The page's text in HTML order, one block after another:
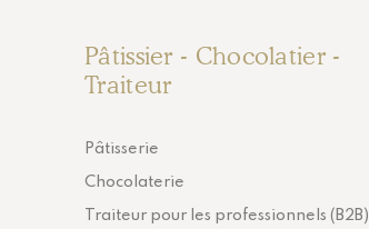
Pâtissier - Chocolatier -
Traiteur
Pâtisserie
Chocolaterie
Traiteur pour les professionnels (B2B)